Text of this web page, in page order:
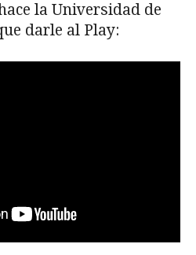
la Universidad de
darle al Play: